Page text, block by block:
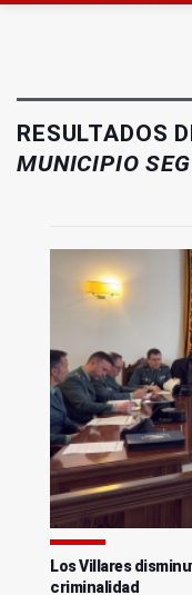
RESULTADOS
MUNICIPIO
Los Villares
criminalidad